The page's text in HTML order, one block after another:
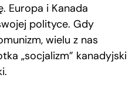
Europa i Kanada
polityce. Gdy
wielu z nas
„socjalizm” kanadyjski